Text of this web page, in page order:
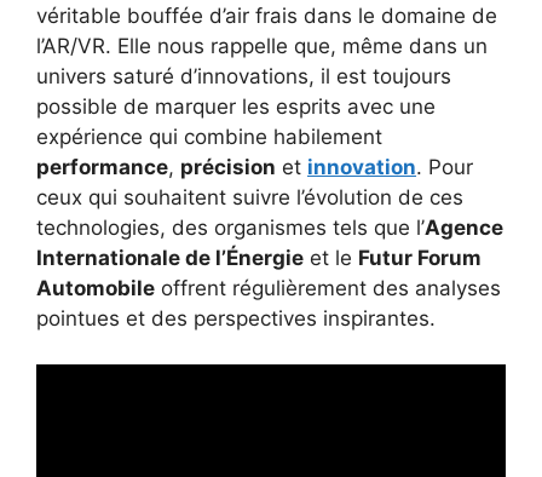
véritable bouffée d’air frais dans le domaine de
l’AR/VR. Elle nous rappelle que, même dans un
univers saturé d’innovations, il est toujours
possible de marquer les esprits avec une
expérience qui combine habilement
performance, précision et innovation. Pour
ceux qui souhaitent suivre l’évolution de ces
technologies, des organismes tels que l’Agence
Internationale de l’Énergie et le Futur Forum
Automobile offrent régulièrement des analyses
pointues et des perspectives inspirantes.